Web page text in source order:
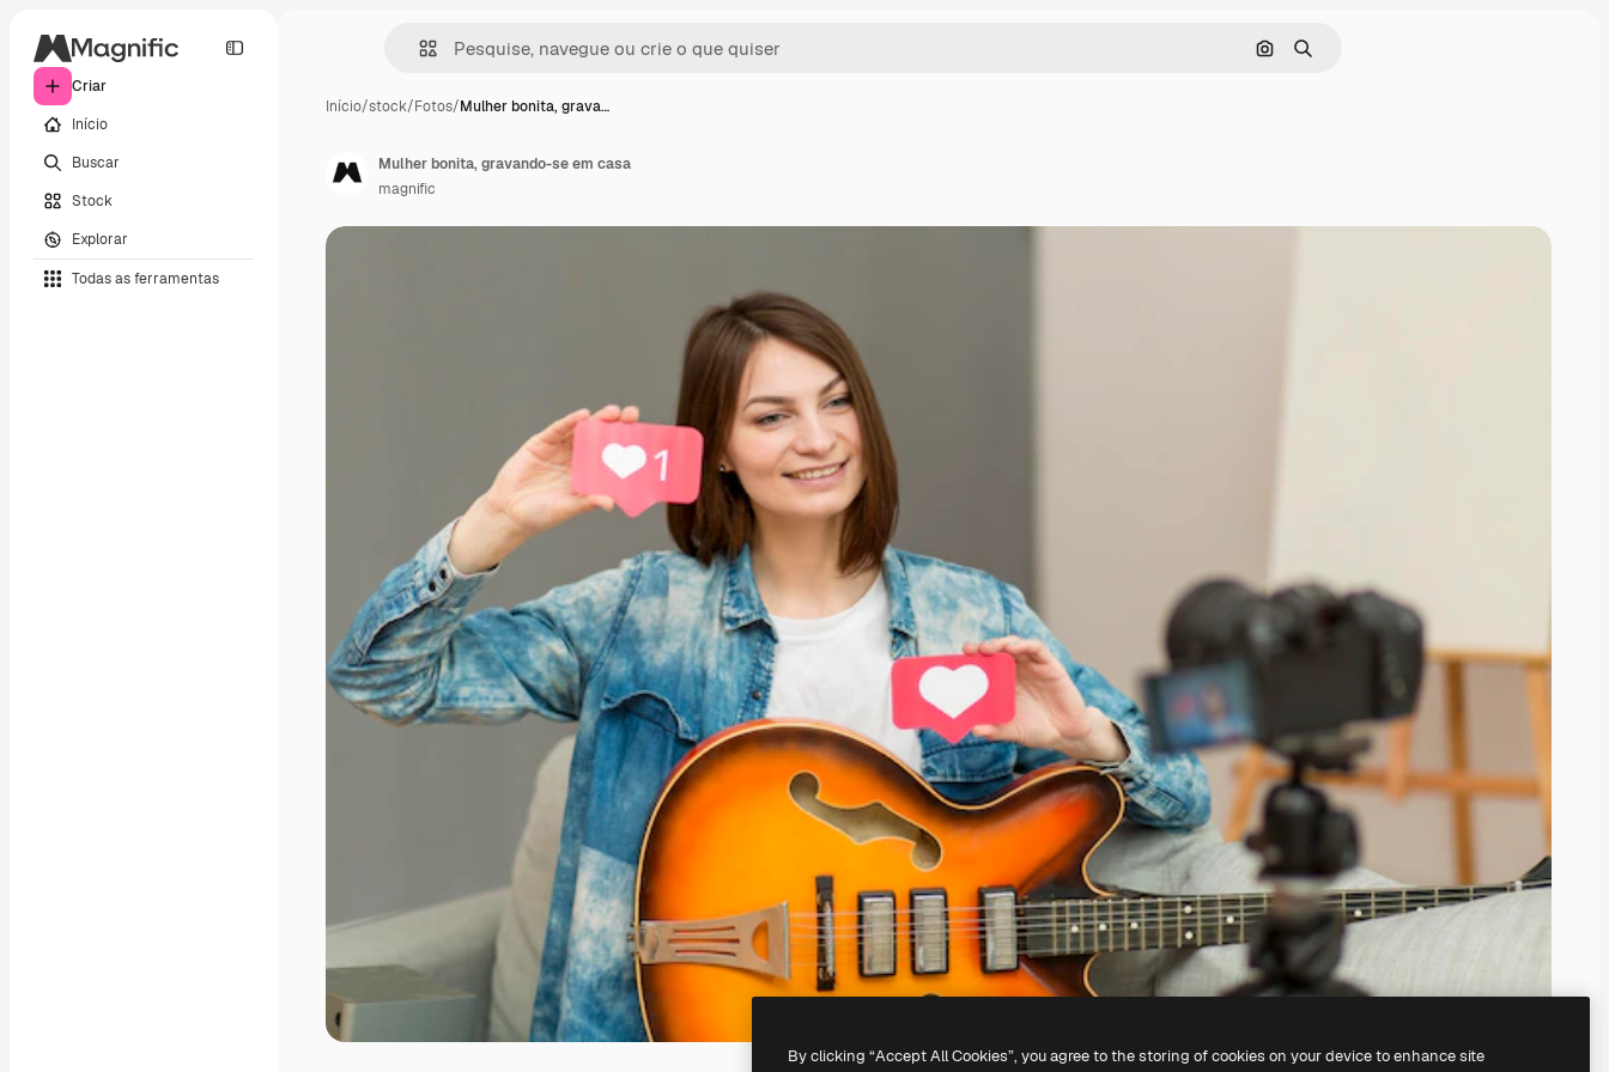
Criar
Início
Buscar
Stock
Explorar
Todas as ferramentas
Pesquisar por imagem
Buscar
Início/stock/Fotos/Mulher bonita, grava…
Mulher bonita, gravando-se em casa
magnific
By clicking “Accept All Cookies”, you agree to the storing of cookies on your device to enhance site